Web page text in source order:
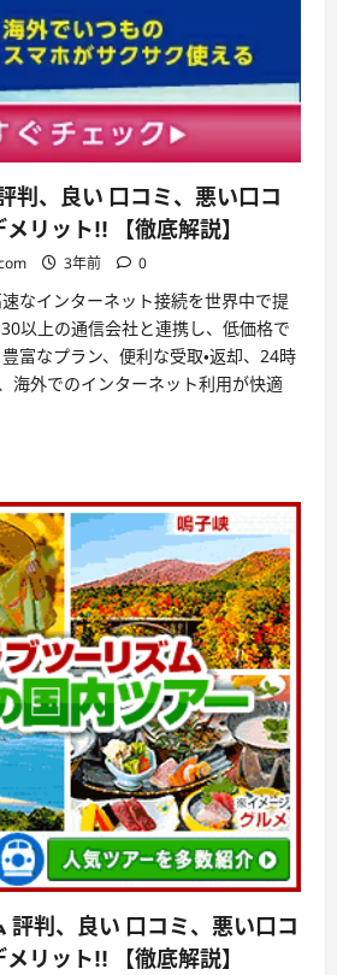
判、良い 口コミ、悪い口コ
リット!! 【徹底解説】
3年前 0
なインターネット接続を世界中で提
以上の通信会社と連携し、低価格で
富なプラン、便利な受取・返却、24時
海外でのインターネット利用が快適
評判、良い 口コミ、悪い口コ
リット!! 【徹底解説】